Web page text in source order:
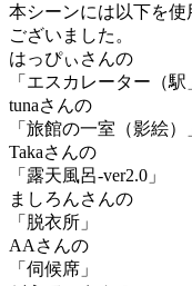
本シーンには以下を使
ございました。
はっぴぃさんの
「エスカレーター（駅
tunaさんの
「旅館の一室（影絵）
Takaさんの
「露天風呂-ver2.0」
ましろんさんの
「脱衣所」
AAさんの
「伺候席」